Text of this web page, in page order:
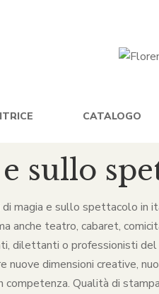
CATALOGO
sullo
magia e sullo spettacolo in
anche teatro, cabaret,
dilettanti o professionisti
nuove dimensioni creative,
Qualità di